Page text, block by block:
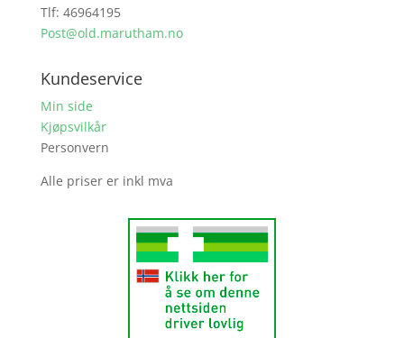
Tlf: 46964195
Post@old.marutham.no
Kundeservice
Min side
Kjøpsvilkår
Personvern
Alle priser er inkl mva